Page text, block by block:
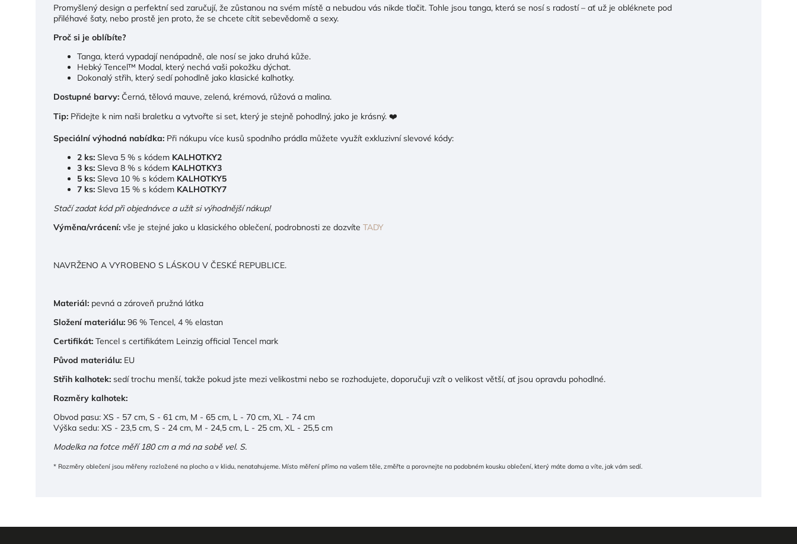
Promyšlený design a perfektní sed zaručují, že zůstanou na svém místě a nebudou vás nikde tlačit. Tohle jsou tanga, která se nosí s radostí – ať už je obléknete pod
přiléhavé šaty, nebo prostě jen proto, že se chcete cítit sebevědomě a sexy.
Proč si je oblíbíte?
Tanga, která vypadají nenápadně, ale nosí se jako druhá kůže.
Hebký Tencel™ Modal, který nechá vaši pokožku dýchat.
Dokonalý střih, který sedí pohodlně jako klasické kalhotky.
Dostupné barvy: Černá, tělová mauve, zelená, krémová, růžová a malina.
Tip: Přidejte k nim naši braletku a vytvořte si set, který je stejně pohodlný, jako je krásný. ❤️
Speciální výhodná nabídka: Při nákupu více kusů spodního prádla můžete využít exkluzivní slevové kódy:
2 ks: Sleva 5 % s kódem KALHOTKY2
3 ks: Sleva 8 % s kódem KALHOTKY3
5 ks: Sleva 10 % s kódem KALHOTKY5
7 ks: Sleva 15 % s kódem KALHOTKY7
Stačí zadat kód při objednávce a užít si výhodnější nákup!
Výměna/vrácení: vše je stejné jako u klasického oblečení, podrobnosti ze dozvíte TADY
NAVRŽENO A VYROBENO S LÁSKOU V ČESKÉ REPUBLICE.
Materiál: pevná a zároveň pružná látka
Složení materiálu: 96 % Tencel, 4 % elastan
Certifikát: Tencel s certifikátem Leinzig official Tencel mark
Původ materiálu: EU
Střih kalhotek: sedí trochu menší, takže pokud jste mezi velikostmi nebo se rozhodujete, doporučuji vzít o velikost větší, ať jsou opravdu pohodlné.
Rozměry kalhotek:
Obvod pasu: XS - 57 cm, S - 61 cm, M - 65 cm, L - 70 cm, XL - 74 cm
Výška sedu: XS - 23,5 cm, S - 24 cm, M - 24,5 cm, L - 25 cm, XL - 25,5 cm
Modelka na fotce měří 180 cm a má na sobě vel. S.
* Rozměry oblečení jsou měřeny rozložené na plocho a v klidu, nenatahujeme. Místo měření přímo na vašem těle, změřte a porovnejte na podobném kousku oblečení, který máte doma a víte, jak vám sedí.